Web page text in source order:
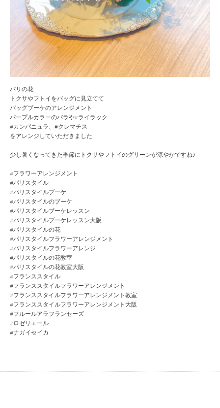
パリの花
トクサやフトイをバッグに見立てて
バッグブーケのアレンジメント
パープルカラーのバラや#ライラック
#カンパニュラ、#クレマチス
をアレンジしていただきました
少し暑くなってきた季節にトクサやフトイのグリーンが涼やかですね♪
#フラワーアレンジメント
#パリスタイル
#パリスタイルブーケ
#パリスタイルのブーケ
#パリスタイルブーケレッスン
#パリスタイルブーケレッスン大阪
#パリスタイルの花
#パリスタイルフラワーアレンジメント
#パリスタイルフラワーアレンジ
#パリスタイルの花教室
#パリスタイルの花教室大阪
#フランススタイル
#フランススタイルフラワーアレンジメント
#フランススタイルフラワーアレンジメント教室
#フランススタイルフラワーアレンジメント大阪
#フルールアラフランセーズ
#ロゼリエール
#ナガイセイカ